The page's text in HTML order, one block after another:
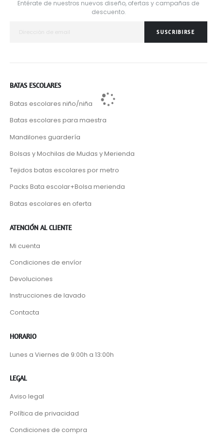
Entérate de nuestros nuevos diseño, ofertas y campañas de
descuento.
SUSCRIBIRSE
BATAS ESCOLARES
Batas escolares niño/niña
Batas escolares para maestra
Mandilones guardería
Bolsas y Mochilas de Mudas y Merienda
Tejidos batas escolares por metro
Packs Bata escolar+Bolsa merienda
Batas escolares en oferta
ATENCIÓN AL CLIENTE
Mi cuenta
Condiciones de envíor
Devoluciones
Instrucciones de lavado
Contacta
HORARIO
Lunes a Viernes de 9:00h a 13:00h
LEGAL
Aviso legal
Política de privacidad
Condiciones de compra